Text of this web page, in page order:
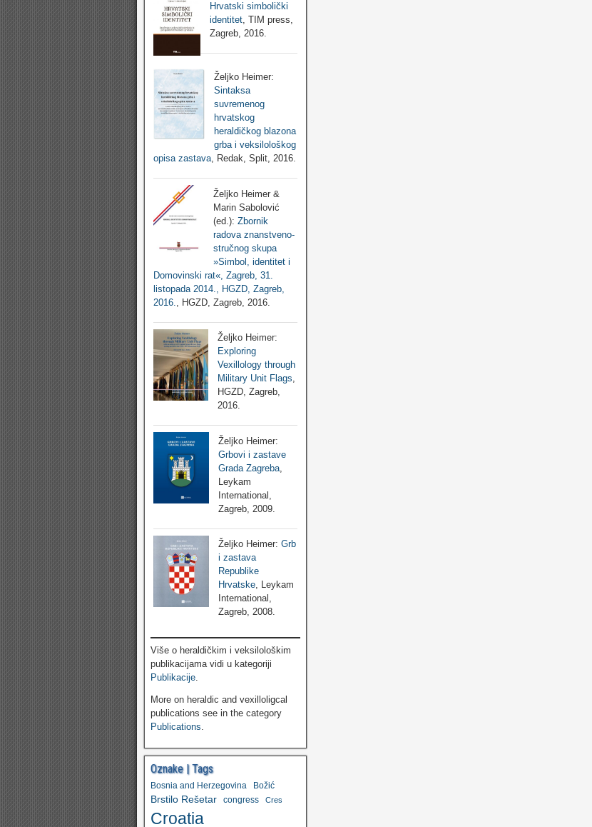
Hrvatski simbolički
identitet, TIM press,
Zagreb, 2016.
Željko Heimer:
Sintaksa
suvremenog
hrvatskog
heraldičkog blazona
grba i veksilološkog
opisa zastava, Redak, Split, 2016.
Željko Heimer &
Marin Sabolović
(ed.): Zbornik
radova znanstveno-
stručnog skupa
»Simbol, identitet i
Domovinski rat«, Zagreb, 31.
listopada 2014., HGZD, Zagreb,
2016.
, HGZD, Zagreb, 2016.
Željko Heimer:
Exploring
Vexillology through
Military Unit Flags,
HGZD, Zagreb,
2016.
Željko Heimer:
Grbovi i zastave
Grada Zagreba
Leykam
International,
Zagreb, 2009.
Željko Heimer:Grb
i zastava
Republike
Hrvatske, Leykam
International,
Zagreb, 2008.
Više o heraldičkim i veksilološkim
publikacijama vidi u kategoriji
Publikacije
More on heraldic and vexilloligcal
publications see in the category
Publications
Oznake | Tags
Bosnia and Herzegovina Božić
Brstilo Rešetar congress Cres
Croatia